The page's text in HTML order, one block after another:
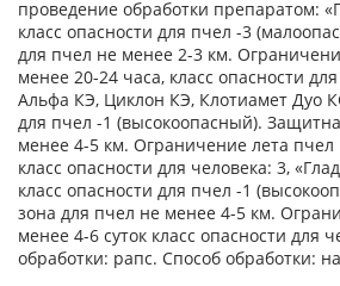
проведение обработки препаратом:
класс опасности для пчел -3
для пчел не менее 2-3 км.
менее 20-24 часа, класс опасности
Альфа КЭ, Циклон КЭ, Клотиамет Дуо
для пчел -1 (высокоопасный).
менее 4-5 км. Ограничение лета пчел
класс опасности для человека: 3,
класс опасности для пчел -1
зона для пчел не менее 4-5 км.
менее 4-6 суток класс опасности для
обработки: рапс. Способ обработки: